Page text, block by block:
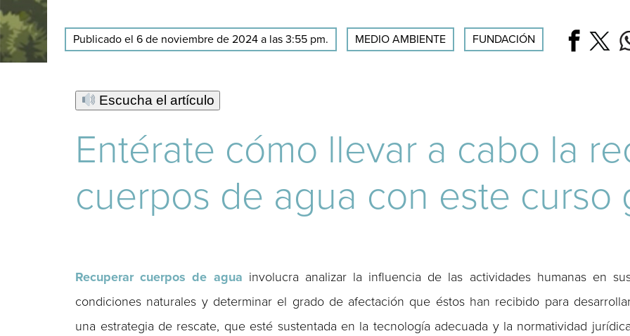
Publicado el 6 de noviembre de 2024 a las 3:55 pm. MEDIO AMBIENTE FUNDACIÓN
Escucha el artículo
Entérate cómo llevar a cabo la
cuerpos de agua con este curso
Recuperar cuerpos de agua involucra analizar la influencia de las actividades humanas en
condiciones naturales y determinar el grado de afectación que éstos han recibido para
una estrategia de rescate, que esté sustentada en la tecnología adecuada y la normatividad